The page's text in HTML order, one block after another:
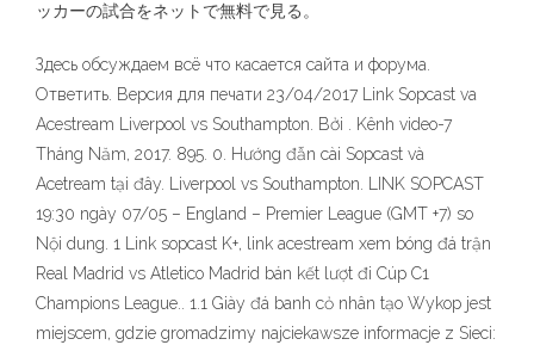
ッカーの試合をネットで無料で見る。
Здесь обсуждаем всё что касается сайта и форума.
Ответить. Версия для печати 23/04/2017 Link Sopcast va
Acestream Liverpool vs Southampton. Bởi . Kênh video-7
Tháng Năm, 2017. 895. 0. Hướng đẫn cài Sopcast và
Acetream tại đây. Liverpool vs Southampton. LINK SOPCAST
19:30 ngày 07/05 – England – Premier League (GMT +7) so
Nội dung. 1 Link sopcast K+, link acestream xem bóng đá trận
Real Madrid vs Atletico Madrid bán kết lượt đi Cúp C1
Champions League.. 1.1 Giày đá banh cỏ nhân tạo Wykop jest
miejscem, gdzie gromadzimy najciekawsze informacje z Sieci: